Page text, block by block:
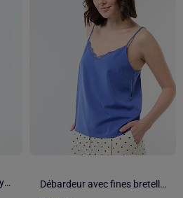
Chemise fluide oxford à rayures
Débardeur avec fines bretelles réglables et col en dentelle